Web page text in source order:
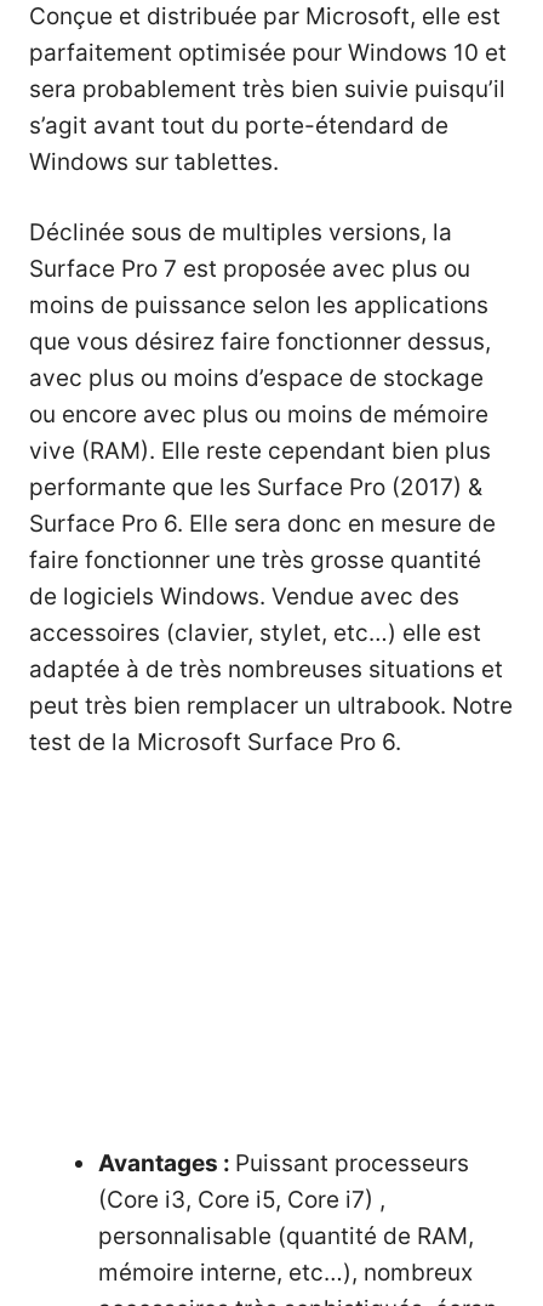
Conçue et distribuée par Microsoft, elle est
parfaitement optimisée pour Windows 10 et
sera probablement très bien suivie puisqu’il
s’agit avant tout du porte-étendard de
Windows sur tablettes.
Déclinée sous de multiples versions, la
Surface Pro 7 est proposée avec plus ou
moins de puissance selon les applications
que vous désirez faire fonctionner dessus,
avec plus ou moins d’espace de stockage
ou encore avec plus ou moins de mémoire
vive (RAM). Elle reste cependant bien plus
performante que les Surface Pro (2017) &
Surface Pro 6. Elle sera donc en mesure de
faire fonctionner une très grosse quantité
de logiciels Windows. Vendue avec des
accessoires (clavier, stylet, etc…) elle est
adaptée à de très nombreuses situations et
peut très bien remplacer un ultrabook. Notre
test de la Microsoft Surface Pro 6.
Avantages : Puissant processeurs
(Core i3, Core i5, Core i7) ,
personnalisable (quantité de RAM,
mémoire interne, etc…), nombreux